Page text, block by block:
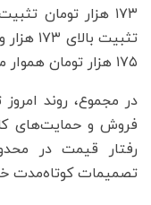
۱۷۳ هزار تومان
۱۷۵ هزار تومان هموار می‌کند.
در مجموع، روند
فروش و حمایت‌های
رفتار قیمت در
تصمیمات کوتاه‌مدت